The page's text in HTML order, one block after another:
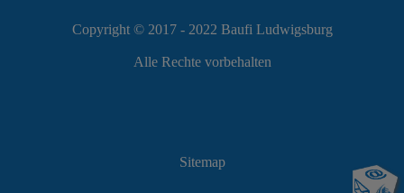
Copyright © 2017 - 2022 Baufi Ludwigsburg
Alle Rechte vorbehalten
Sitemap